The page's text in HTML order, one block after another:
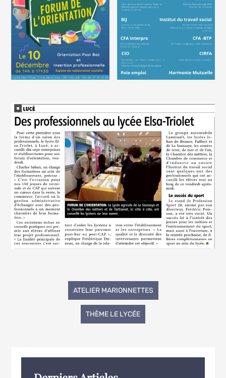
NavigationATELIER MARIONNETTES
THÈME LE LYCÉE